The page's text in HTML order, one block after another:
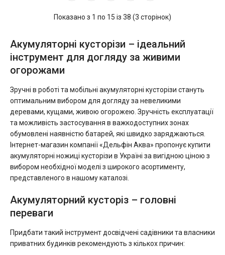
Показано з 1 по 15 із 38 (3 сторінок)
Акумуляторні кусторізи – ідеальний
інструмент для догляду за живими
огорожами
Зручні в роботі та мобільні акумуляторні кусторізи стануть
оптимальним вибором для догляду за невеликими
деревами, кущами, живою огорожею. Зручність експлуатації
та можливість застосування в важкодоступних зонах
обумовлені наявністю батарей, які швидко заряджаються.
Інтернет-магазин компанії «Дельфін Аква» пропонує купити
акумуляторні ножиці кусторізи в Україні за вигідною ціною з
вибором необхідної моделі з широкого асортименту,
представленого в нашому каталозі.
Акумуляторний кусторіз – головні
переваги
Придбати такий інструмент досвідчені садівники та власники
приватних будинків рекомендують з кількох причин: